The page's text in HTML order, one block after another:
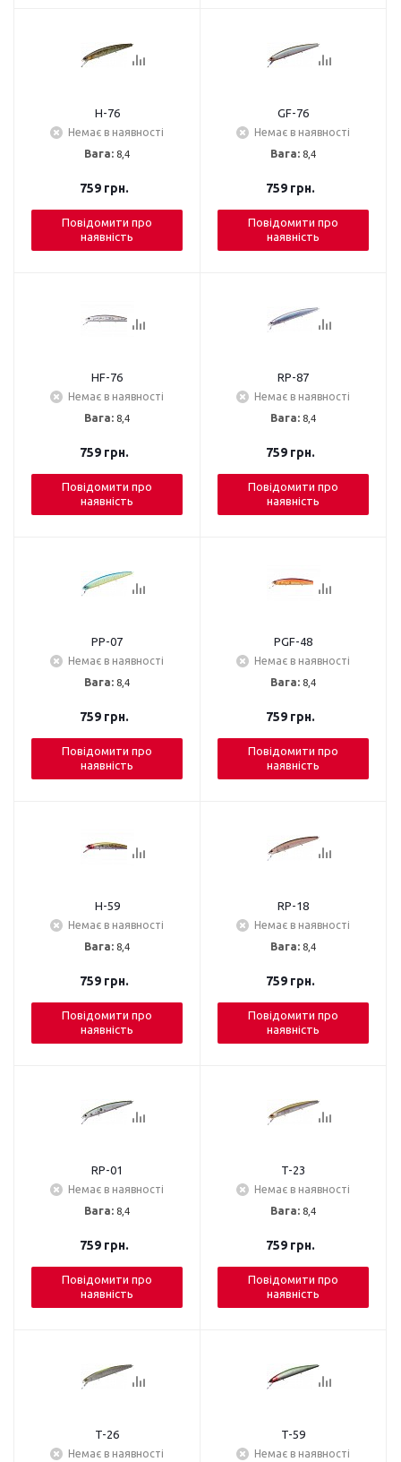
H-76
Немає в наявності
Вага: 8,4
759грн.
Повідомити про
наявність
GF-76
Немає в наявності
Вага: 8,4
759грн.
Повідомити про
наявність
HF-76
Немає в наявності
Вага: 8,4
759грн.
Повідомити про
наявність
RP-87
Немає в наявності
Вага: 8,4
759грн.
Повідомити про
наявність
PP-07
Немає в наявності
Вага: 8,4
759грн.
Повідомити про
наявність
PGF-48
Немає в наявності
Вага: 8,4
759грн.
Повідомити про
наявність
H-59
Немає в наявності
Вага: 8,4
759грн.
Повідомити про
наявність
RP-18
Немає в наявності
Вага: 8,4
759грн.
Повідомити про
наявність
RP-01
Немає в наявності
Вага: 8,4
759грн.
Повідомити про
наявність
T-23
Немає в наявності
Вага: 8,4
759грн.
Повідомити про
наявність
T-26
Немає в наявності
T-59
Немає в наявності